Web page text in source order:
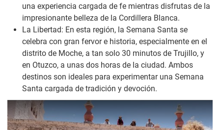
una experiencia cargada de fe mientras disfrutas de la
impresionante belleza de la Cordillera Blanca.
La Libertad: En esta región, la Semana Santa se
celebra con gran fervor e historia, especialmente en el
distrito de Moche, a tan solo 30 minutos de Trujillo, y
en Otuzco, a unas dos horas de la ciudad. Ambos
destinos son ideales para experimentar una Semana
Santa cargada de tradición y devoción.